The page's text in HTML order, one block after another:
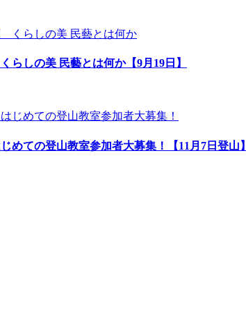
しの美 民藝とは何か【9月19日】
めての登山教室参加者大募集！【11月7日登山】